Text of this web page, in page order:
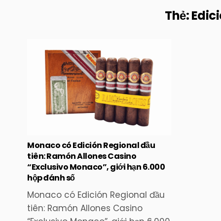
Thẻ:
Posted
in
Monaco có Edición Regional đầu
tiên: Ramón Allones Casino
“Exclusivo Monaco”, giới hạn 6.000
hộp đánh số
Monaco có Edición Regional đầu
tiên: Ramón Allones Casino